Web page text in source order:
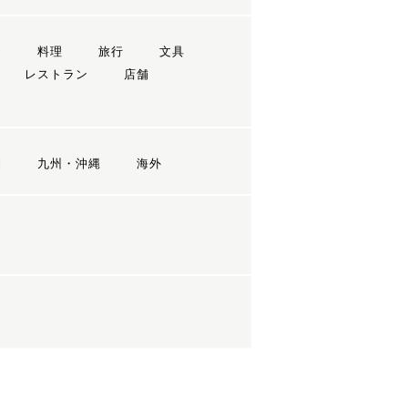
料理 旅行
文具
レストラン
店舗
九州・沖縄 海外